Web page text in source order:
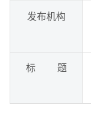
发布机构
标 题